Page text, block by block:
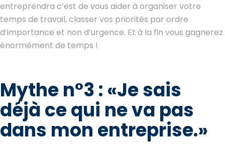
entreprendra c’est de vous aider à organiser votre
temps de travail, classer vos priorités par ordre
d’importance et non d’urgence. Et à la fin vous gagnerez
énormément de temps !
Mythe n°3 : «Je sais
déjà ce qui ne va pas
dans mon entreprise.»